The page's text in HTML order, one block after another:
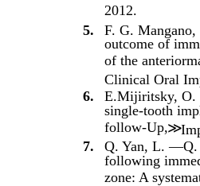
2012.
5.
F. G.
outcome of
of the
Clinical Oral
6.
E.Mijiritsky, O.
single-tooth
follow-Up,≫
7.
Q. Yan, L.
following
zone: A